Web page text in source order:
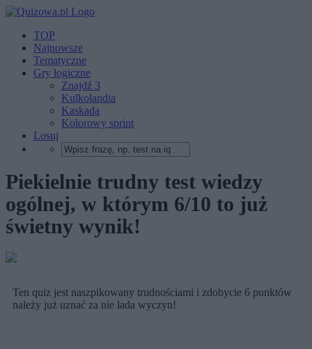
TOP
Najnowsze
Tematyczne
Gry logiczne
Znajdź 3
Kulkolandia
Kaskada
Kolorowy sprint
Losuj
Piekielnie trudny test wiedzy
ogólnej, w którym 6/10 to już
świetny wynik!
Ten quiz jest naszpikowany trudnościami i zdobycie 6 punktów
należy już uznać za nie lada wyczyn!